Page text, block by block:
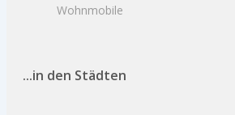
Wohnmobile
...in den Städten